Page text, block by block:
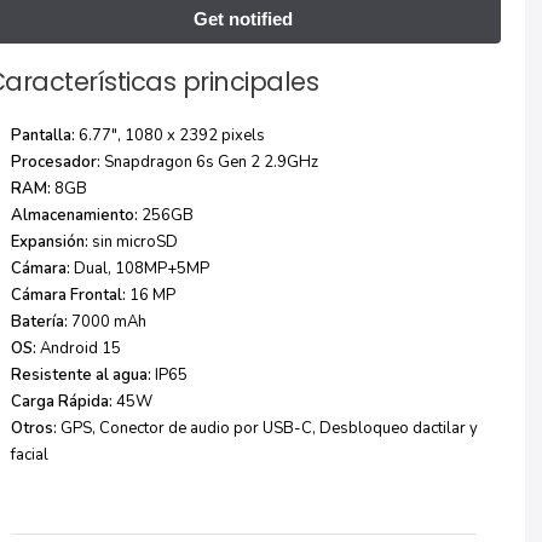
principales
Pantalla: 6.77″, 1080 x 2392 pixels
Procesador: Snapdragon 6s Gen 2 2.9GHz
RAM: 8GB
Almacenamiento: 256GB
Expansión: sin microSD
Cámara: Dual, 108MP+5MP
Cámara Frontal: 16 MP
Batería: 7000 mAh
OS: Android 15
Resistente al agua: IP65
Carga Rápida: 45W
Otros: GPS, Conector de audio por USB-C, Desbloqueo dactilar y
facial